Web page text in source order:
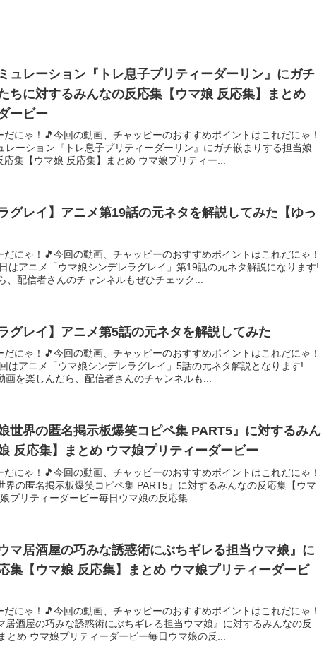
ュレーション『トレ息子プリティーダーリン』にガチ
ちに対するみんなの反応集【ウマ娘 反応集】まとめ
ービー
にゃ！🎵今回の動画、チャッピーのおすすめポイントはこれだにゃ！
レーション『トレ息子プリティーダーリン』にガチ嵌まりする担当娘
集【ウマ娘 反応集】まとめ ウマ娘プリティー...
グレイ】アニメ第19話の元ネタを解説してみた【ゆっ
にゃ！🎵今回の動画、チャッピーのおすすめポイントはこれだにゃ！
はアニメ「ウマ娘シンデレラグレイ」第19話の元ネタ解説になります!
、配信者さんのチャンネルもぜひチェック...
グレイ】アニメ第5話の元ネタを解説してみた
にゃ！🎵今回の動画、チャッピーのおすすめポイントはこれだにゃ！
はアニメ「ウマ娘シンデレラグレイ」5話の元ネタ解説となります!
画を楽しんだら、配信者さんのチャンネルも...
世界の匿名掲示板爆笑コピペ集 PART5』に対するみん
反応集】まとめ ウマ娘プリティーダービー
にゃ！🎵今回の動画、チャッピーのおすすめポイントはこれだにゃ！
界の匿名掲示板爆笑コピペ集 PART5』に対するみんなの反応集【ウマ
プリティーダービー毎日ウマ娘の反応集...
マ居酒屋の巧みな誘惑術にぶちギレる担当ウマ娘』に
集【ウマ娘 反応集】まとめ ウマ娘プリティーダービ
にゃ！🎵今回の動画、チャッピーのおすすめポイントはこれだにゃ！
居酒屋の巧みな誘惑術にぶちギレる担当ウマ娘』に対するみんなの反
とめ ウマ娘プリティーダービー毎日ウマ娘の反...